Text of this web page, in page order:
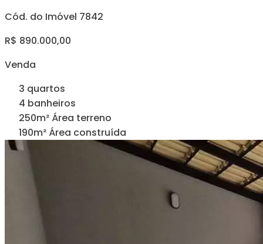
Cód. do Imóvel 7842
R$ 890.000,00
Venda
3 quartos
4 banheiros
250m² Área terreno
190m² Área construída